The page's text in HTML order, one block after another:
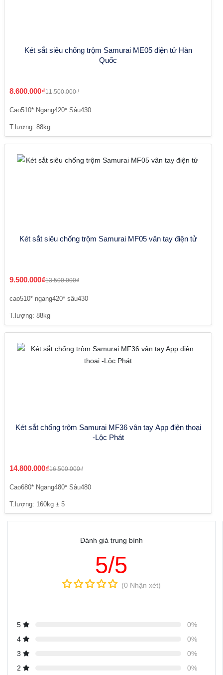
Két sắt siêu chống trộm Samurai ME05 điện tử Hàn
Quốc
8.600.000₫11.500.000₫
Cao510* Ngang420* Sâu430
T.lượng: 88kg
Két sắt siêu chống trộm Samurai MF05 vân tay điện tử
9.500.000₫13.500.000₫
cao510* ngang420* sâu430
T.lượng: 88kg
Két sắt chống trộm Samurai MF36 vân tay App điện thoại
-Lộc Phát
14.800.000₫16.500.000₫
Cao680* Ngang480* Sâu480
T.lượng: 160kg ± 5
Đánh giá trung bình
5/5
(0 Nhận xét)
5
0%
4
0%
3
0%
2
0%